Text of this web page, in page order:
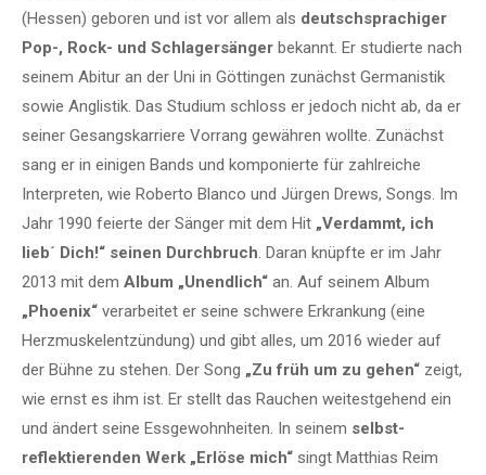
(Hessen) geboren und ist vor allem als deutschsprachiger
Pop-, Rock- und Schlagersänger bekannt. Er studierte nach
seinem Abitur an der Uni in Göttingen zunächst Germanistik
sowie Anglistik. Das Studium schloss er jedoch nicht ab, da er
seiner Gesangskarriere Vorrang gewähren wollte. Zunächst
sang er in einigen Bands und komponierte für zahlreiche
Interpreten, wie Roberto Blanco und Jürgen Drews, Songs. Im
Jahr 1990 feierte der Sänger mit dem Hit „Verdammt, ich
lieb´ Dich!“ seinen Durchbruch . Daran knüpfte er im Jahr
2013 mit dem Album „Unendlich“ an. Auf seinem Album
„Phoenix“ verarbeitet er seine schwere Erkrankung (eine
Herzmuskelentzündung) und gibt alles, um 2016 wieder auf
der Bühne zu stehen. Der Song „Zu früh um zu gehen“ zeigt,
wie ernst es ihm ist. Er stellt das Rauchen weitestgehend ein
und ändert seine Essgewohnheiten. In seinem selbst-
reflektierenden Werk „Erlöse mich“ singt Matthias Reim